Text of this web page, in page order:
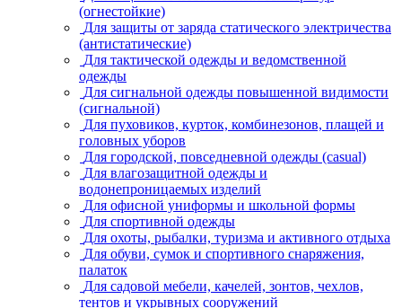
(огнестойкие)
Для защиты от заряда статического электричества
(антистатические)
Для тактической одежды и ведомственной
одежды
Для сигнальной одежды повышенной видимости
(сигнальной)
Для пуховиков, курток, комбинезонов, плащей и
головных уборов
Для городской, повседневной одежды (casual)
Для влагозащитной одежды и
водонепроницаемых изделий
Для офисной униформы и школьной формы
Для спортивной одежды
Для охоты, рыбалки, туризма и активного отдыха
Для обуви, сумок и спортивного снаряжения,
палаток
Для садовой мебели, качелей, зонтов, чехлов,
тентов и укрывных сооружений